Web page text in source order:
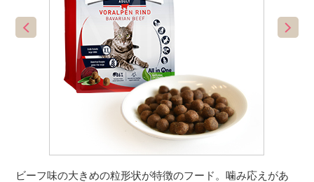
ビーフ味の大きめの粒形状が特徴のフード。噛み応えがあ